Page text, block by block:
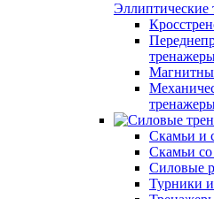
Эллиптические
Скамьи и
Скамьи
Силовые
Турники и